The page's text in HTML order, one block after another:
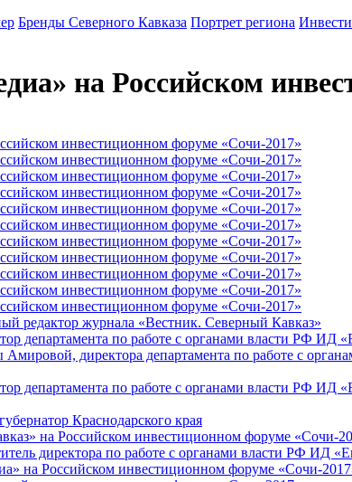
Бренды Северного Кавказа Портрет региона
на Российском